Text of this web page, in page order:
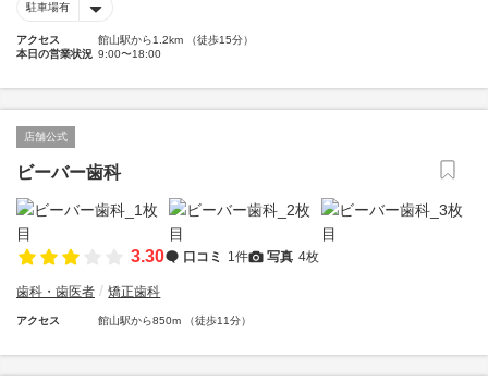
駐車場有
アクセス
館山駅から1.2km （徒歩15分）
本日の営業状況 9:00〜18:00
店舗公式
ビーバー歯科
3.30 口コミ 1件 写真 4枚
歯科・歯医者 矯正歯科
アクセス 館山駅から850m （徒歩11分）